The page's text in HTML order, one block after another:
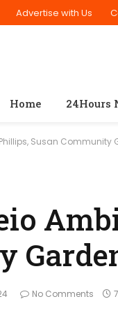
Advertise with Us
Home 24Hours
Susan Community
No Comments